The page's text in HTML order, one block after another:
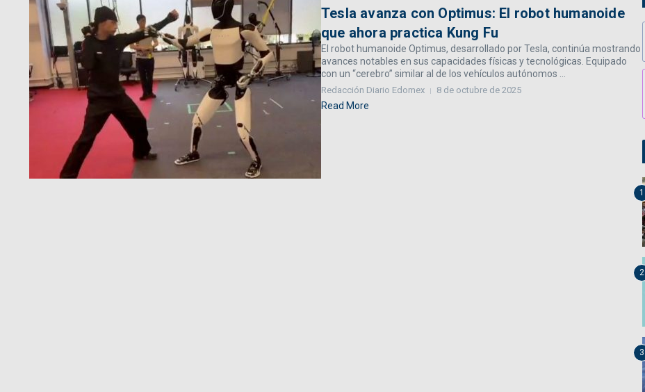
Tesla avanza con Optimus: El robot humanoide
que ahora practica Kung Fu
El robot humanoide Optimus, desarrollado por Tesla, continúa mostrando
avances notables en sus capacidades físicas y tecnológicas. Equipado
con un “cerebro” similar al de los vehículos autónomos ...
Redacción Diario Edomex 8 de octubre de 2025
Read More
1
2
3